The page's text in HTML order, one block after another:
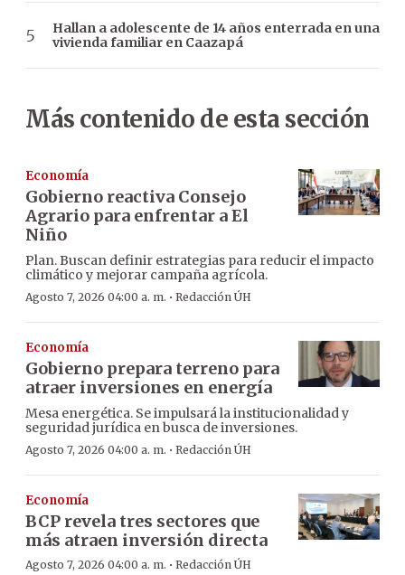
Hallan a adolescente de 14 años enterrada en una
vivienda familiar en Caazapá
Más contenido de esta sección
Economía
Gobierno reactiva Consejo
Agrario para enfrentar a El
Niño
Plan. Buscan definir estrategias para reducir el impacto
climático y mejorar campaña agrícola.
Agosto 7, 2026 04:00 a. m. · Redacción ÚH
Economía
Gobierno prepara terreno para
atraer inversiones en energía
Mesa energética. Se impulsará la institucionalidad y
seguridad jurídica en busca de inversiones.
Agosto 7, 2026 04:00 a. m. · Redacción ÚH
Economía
BCP revela tres sectores que
más atraen inversión directa
Agosto 7, 2026 04:00 a. m. · Redacción ÚH